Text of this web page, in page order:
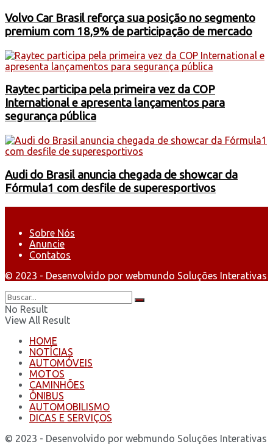
Volvo Car Brasil reforça sua posição no segmento
premium com 18,9% de participação de mercado
Raytec participa pela primeira vez da COP
International e apresenta lançamentos para
segurança pública
Audi do Brasil anuncia chegada de showcar da
Fórmula1 com desfile de superesportivos
Sobre Nós
Anuncie
Contatos
© 2023 - Desenvolvido por webmundo Soluções Interativas
No Result
View All Result
HOME
NOTÍCIAS
AUTOMÓVEIS
MOTOS
CAMINHÕES
ÔNIBUS
AUTOMOBILISMO
DICAS E SERVIÇOS
© 2023 - Desenvolvido por webmundo Soluções Interativas